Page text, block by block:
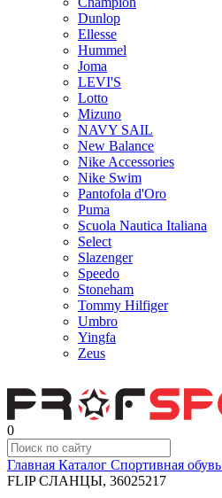
Dunlop
Ellesse
Hummel
Joma
LEVI'S
Lotto
Mizuno
NAVY SAIL
New Balance
Nike Accessories
Nike Swim
Pantofola d'Oro
Puma
Scuola Nautica Italiana
Select
Slazenger
Speedo
Stoneham
Tommy Hilfiger
Umbro
Yingfa
Zeus
0
Главная Каталог Спортивная обувь
FLIP СЛАНЦЫ, 36025217